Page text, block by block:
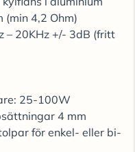
(min 4,2 Ohm)
– 20KHz +/- 3dB (fritt
25-100W
4 mm
för enkel- eller bi-